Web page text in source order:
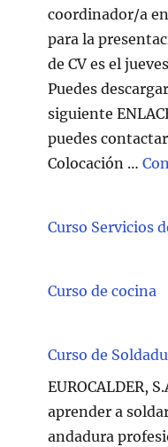
coordinador/a
para la
de CV es el
Puedes
siguiente
puedes
Colocación …
Curso Servicios
Curso de cocina
Curso de
EUROCALDER,
aprender a
andadura